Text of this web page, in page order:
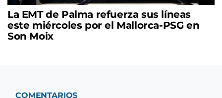
La EMT de Palma refuerza sus líneas
este miércoles por el Mallorca-PSG en
Son Moix
COMENTARIOS